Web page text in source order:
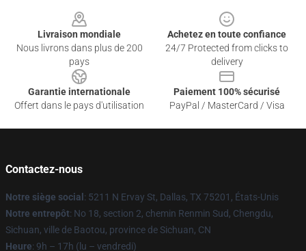
Livraison mondiale
Nous livrons dans plus de 200
pays
Achetez en toute confiance
24/7 Protected from clicks to
delivery
Garantie internationale
Offert dans le pays d'utilisation
Paiement 100% sécurisé
PayPal / MasterCard / Visa
Contactez-nous
Notre siège social : 5211 N Ervay St, Dallas, TX 75201, États-Unis
Notre entrepôt: No 18, section 2, chemin Renmin Sud, Chengdu,
Sichuan, ville de Baotou, province de Sichuan, CN
Heure: 9h – 17h (lu – vendredi)